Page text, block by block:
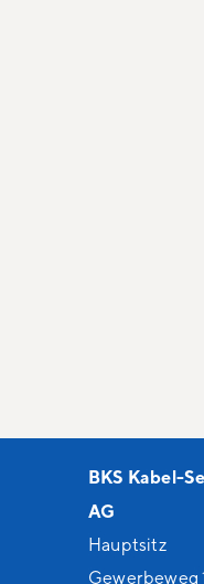
BKS Kabel-
AG
Hauptsitz
Gewerbeweg